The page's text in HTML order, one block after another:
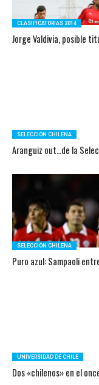
CLASIFICATORIAS 2014
Jorge Valdivia, posible
SELECCIÓN CHILENA
Aranguiz out…de la
SELECCIÓN CHILENA
Puro azul: Sampaoli
UNIVERSIDAD DE CHILE
Dos «chilenos» en el